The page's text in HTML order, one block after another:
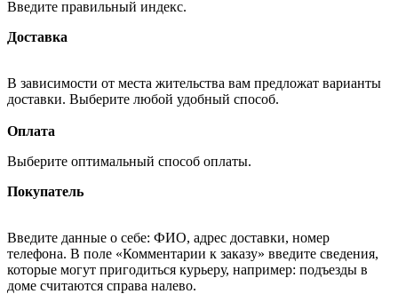
Введите правильный индекс.
Доставка
В зависимости от места жительства вам предложат варианты
доставки. Выберите любой удобный способ.
Оплата
Выберите оптимальный способ оплаты.
Покупатель
Введите данные о себе: ФИО, адрес доставки, номер
телефона. В поле «Комментарии к заказу» введите сведения,
которые могут пригодиться курьеру, например: подъезды в
доме считаются справа налево.